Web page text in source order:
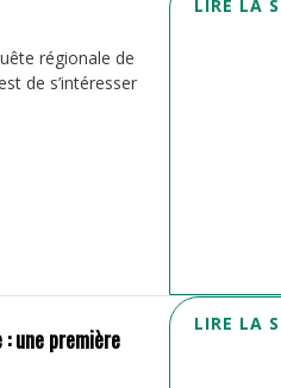
régionale de
de s’intéresser
LIRE LA
une première
LIRE LA